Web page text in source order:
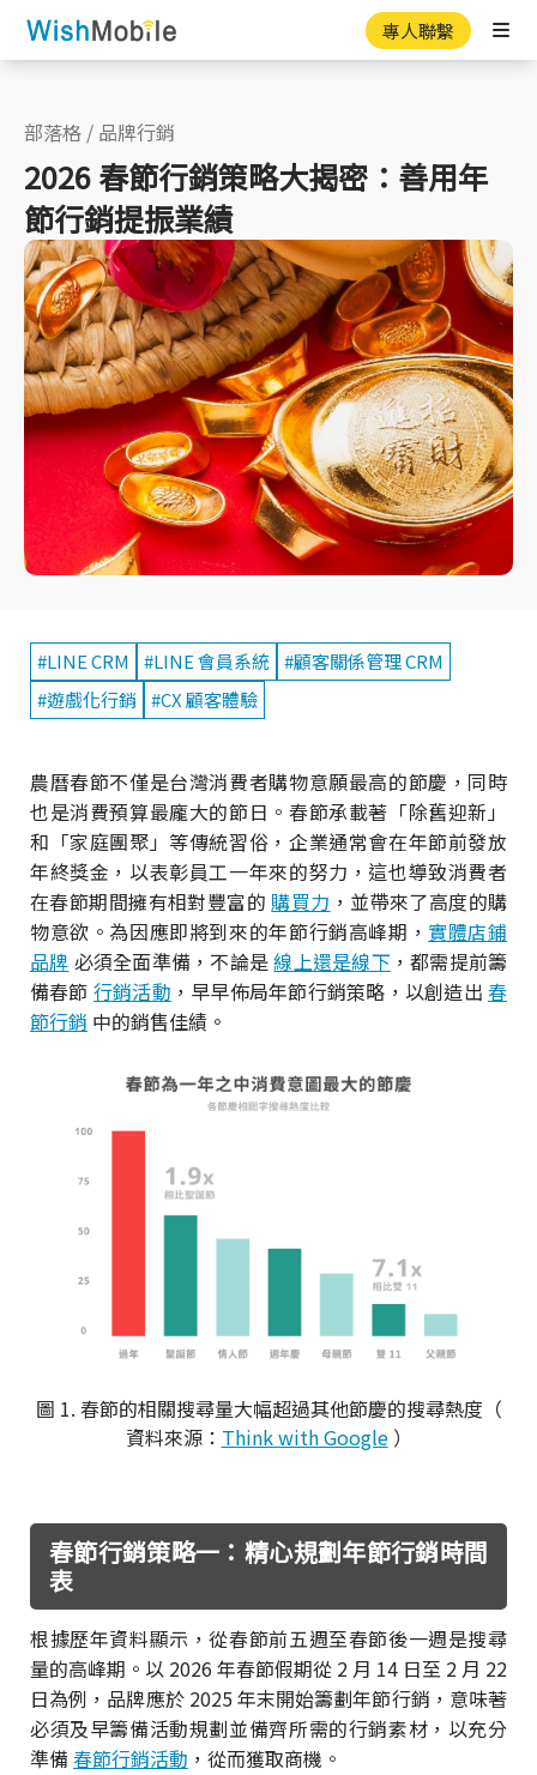
專人聯繫
部落格 / 品牌行銷
2026 春節行銷策略大揭密：善用年
節行銷提振業績
#LINE CRM #LINE 會員系統 #顧客關係管理 CRM
#遊戲化行銷
#CX 顧客體驗
農曆春節不僅是台灣消費者購物意願最高的節慶，同時
也是消費預算最龐大的節日。春節承載著「除舊迎新」
和「家庭團聚」等傳統習俗，企業通常會在年節前發放
年終獎金，以表彰員工一年來的努力，這也導致消費者
在春節期間擁有相對豐富的購買力 ，並帶來了高度的購
物意欲。為因應即將到來的年節行銷高峰期， 實體店鋪
品牌 必須全面準備，不論是線上還是線下 ，都需提前籌
備春節 行銷活動 ，早早佈局年節行銷策略，以創造出春
節行銷 中的銷售佳績。
圖 1. 春節的相關搜尋量大幅超過其他節慶的搜尋熱度（
資料來源： Think with Google）
春節行銷策略一：精心規劃年節行銷時間
表
根據歷年資料顯示，從春節前五週至春節後一週是搜尋
量的高峰期。以 2026 年春節假期從 2 月 14 日至 2 月 22
日為例，品牌應於 2025 年末開始籌劃年節行銷，意味著
必須及早籌備活動規劃並備齊所需的行銷素材，以充分
準備春節行銷活動 ，從而獲取商機。